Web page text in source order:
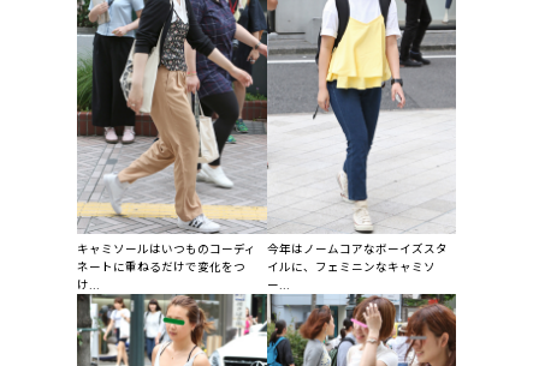
キャミソールはいつものコーディ
ネートに重ねるだけで変化をつ
け...
今年はノームコアなボーイズスタ
イルに、フェミニンなキャミソ
ー...